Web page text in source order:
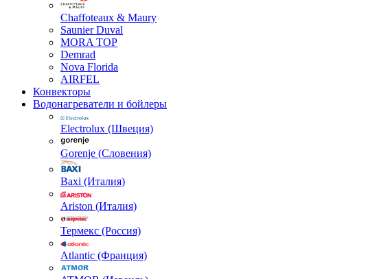
Chaffoteaux & Maury
Saunier Duval
MORA TOP
Demrad
Nova Florida
AIRFEL
Конвекторы
Водонагреватели и бойлеры
Electrolux (Швеция)
Gorenje (Словения)
Baxi (Италия)
Ariston (Италия)
Термекс (Россия)
Atlantic (Франция)